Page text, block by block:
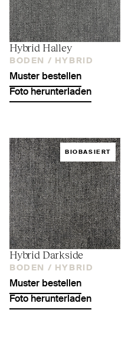
Hybrid Halley
BODEN / HYBRID
Muster bestellen
Foto herunterladen
BIOBASIERT
Hybrid Darkside
BODEN / HYBRID
Muster bestellen
Foto herunterladen